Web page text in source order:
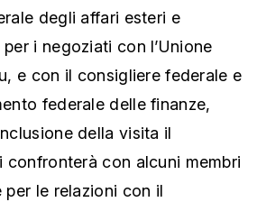
degli affari esteri e
i negoziati con l’Unione
e con il consigliere federale e
federale delle finanze,
della visita il
confronterà con alcuni membri
le relazioni con il